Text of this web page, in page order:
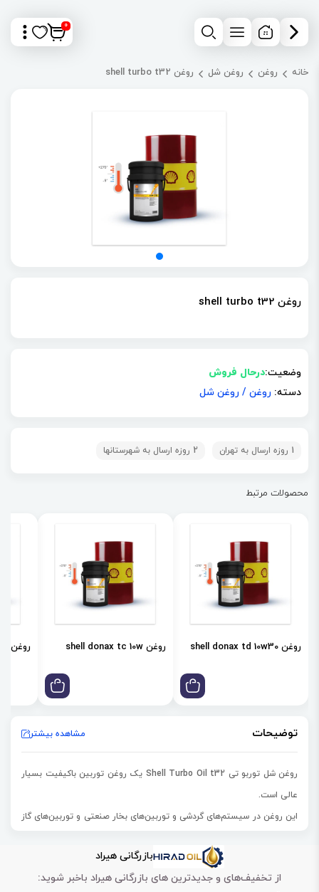
0
خانه روغن روغن شل روغن shell turbo t32
روغن shell turbo t32
وضعیت:درحال فروش
دسته: روغن / روغن شل
1 روزه ارسال به تهران 2 روزه ارسال به شهرستانها
محصولات مرتبط
روغن shell donax td 10w30 روغن shell donax tc 10w روغن shell donax td 85w
توضیحات مشاهده بیشتر
روغن شل توربو تی Shell Turbo Oil t32 یک روغن توربین باکیفیت بسیار
عالی است.
این روغن در سیستم‌‌های گردشی وتوربین‌های بخار صنعتی و توربین‌های گاز
روغن شل توربو تی Shell Turbo Oil t32 در یاتاقان‌ها و سیستم‌های روغن
آب بندی کاربرد دارد.
بازرگانی هیراد
از تخفیف‌های و جدیدترین های بازرگانی هیراد باخبر شوید: